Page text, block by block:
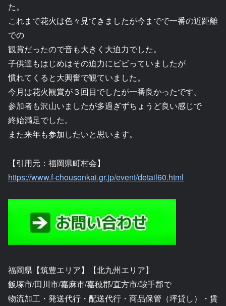
た。
これまで花火は色々見てきましたが今までで一番の近距離
での
観賞だったので音も大きく大迫力でした。
子供達もはじめはその迫力にビビっていましたが
慣れてくると大興奮で観ていました。
今月は花火観賞が３回目でしたが一番良かったです。
参加者も沢山いましたが多過ぎずちょうど良い感じで
終始満足でした。
また来年も参加したいと思います。
【引用元：福岡県町村会】
https://www.f-chousonkai.gr.jp/event/detail60.html
福岡県【筑豊エリア】【北九州エリア】
飯塚市/田川市/嘉麻市/嘉穂郡/直方市/鞍手郡で
物流加工・発送代行・配送代行・商品保管（坪貸し）・賃